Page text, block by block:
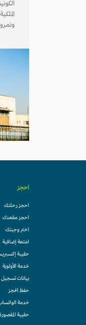
احجز
احجز رحلتك
احجز مقعدك
اختر وجبتك
امتعة إضافية
حقيبة
خدمة الأولوية
بيانات
حفظ الحجز
خدمة
حقيبة